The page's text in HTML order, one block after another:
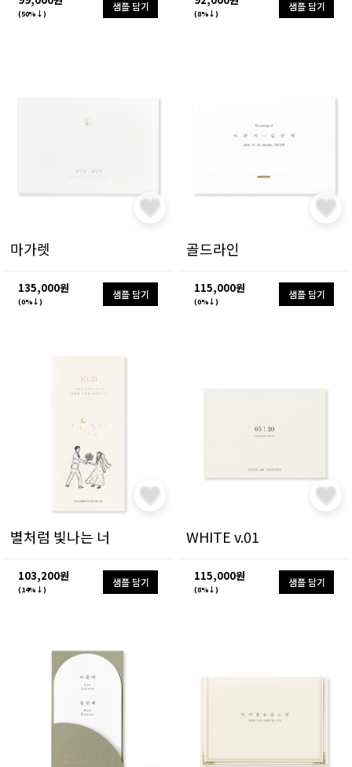
(50%↓)
샘플 담기
(8%↓)
샘플 담기
마가렛
135,000원
(0%↓)
샘플 담기
골드라인
115,000원
(0%↓)
샘플 담기
별처럼 빛나는 너
103,200원
(14%↓)
샘플 담기
WHITE v.01
115,000원
(8%↓)
샘플 담기